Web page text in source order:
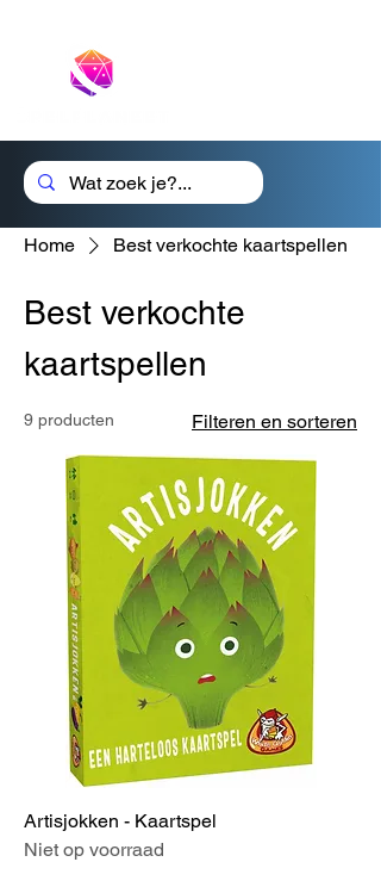
Home Best verkochte kaartspellen
Best verkochte
kaartspellen
9 producten Filteren en sorteren
Artisjokken - Kaartspel
Niet op voorraad